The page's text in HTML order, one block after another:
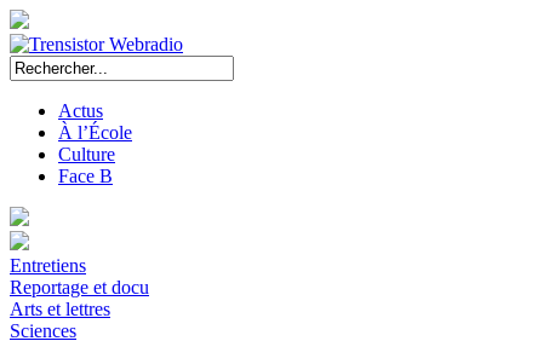
Actus
À l’École
Culture
Face B
Entretiens
Reportage et docu
Arts et lettres
Sciences